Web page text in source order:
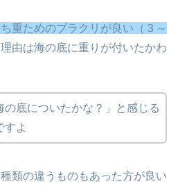
重ためのブラクリが良い（３～
由は海の底に重りが付いたかわ
の底についたかな？」と感じる
すよ
類の違うものもあった方が良い